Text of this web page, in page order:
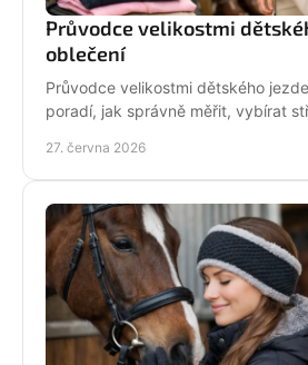
Průvodce velikostmi
oblečení
Průvodce velikostmi dětského
poradí, jak správně měřit, vybírat
27. června 2026